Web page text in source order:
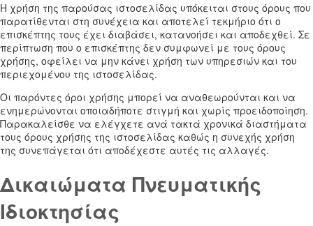
Η χρήση της παρούσας ιστοσελίδας υπόκειται στους όρους που
παρατίθενται στη συνέχεια και αποτελεί τεκμήριο ότι ο
επισκέπτης τους έχει διαβάσει, κατανοήσει και αποδεχθεί. Σε
περίπτωση που ο επισκέπτης δεν συμφωνεί με τους όρους
χρήσης, οφείλει να μην κάνει χρήση των υπηρεσιών και του
περιεχομένου της ιστοσελίδας.
Οι παρόντες όροι χρήσης μπορεί να αναθεωρούνται και να
ενημερώνονται οποιαδήποτε στιγμή και χωρίς προειδοποίηση.
Παρακαλείσθε να ελέγχετε ανά τακτά χρονικά διαστήματα
τους όρους χρήσης της ιστοσελίδας καθώς η συνεχής χρήση
της συνεπάγεται ότι αποδέχεστε αυτές τις αλλαγές.
Δικαιώματα Πνευματικής
Ιδιοκτησίας